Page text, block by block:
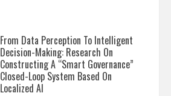
From Data Perception To Intelligent
Decision-Making: Research On
Constructing A “Smart Governance”
Closed-Loop System Based On
Localized AI